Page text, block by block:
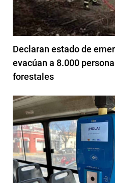
Declaran estado de
evacúan a 8.000
forestales